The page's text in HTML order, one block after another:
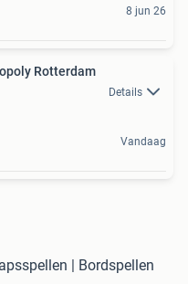
8 jun 26
Rotterdam
Details
Vandaag
| Bordspellen